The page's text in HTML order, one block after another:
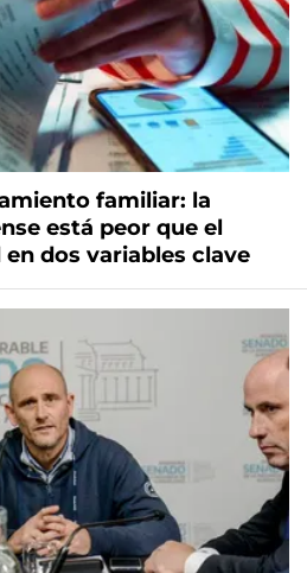
familiar: la
está peor que el
dos variables clave